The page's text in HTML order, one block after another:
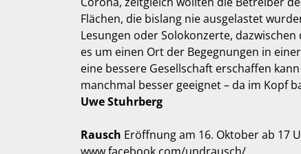
Flächen, die bislang nie ausgelastet
Lesungen oder Solokonzerte,
es um einen Ort der Begegnungen in
eine bessere Gesellschaft erschaffen
manchmal besser geeignet – da im Kopf
Uwe Stuhrberg
Rausch Eröffnung am 16. Oktober ab 17